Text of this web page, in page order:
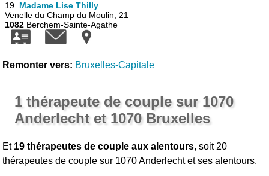
19. Madame Lise Thilly
Venelle du Champ du Moulin, 21
1082 Berchem-Sainte-Agathe
Remonter vers: Bruxelles-Capitale
1 thérapeute de couple sur 1070
Anderlecht et 1070 Bruxelles
Et 19 thérapeutes de couple aux alentours, soit 20
thérapeutes de couple sur 1070 Anderlecht et ses alentours.